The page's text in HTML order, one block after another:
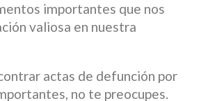
importantes que nos
valiosa en nuestra
actas de defunción por
no te preocupes.